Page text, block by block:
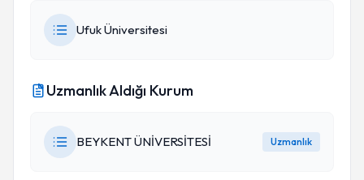
Ufuk Üniversitesi
Uzmanlık Aldığı Kurum
BEYKENT ÜNİVERSİTESİ Uzmanlık